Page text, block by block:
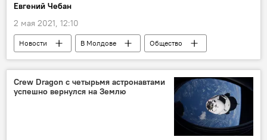
Евгений Чебан
2 мая 2021, 12:10
Новости В Молдове Общество
Crew Dragon с четырьмя астронавтами
успешно вернулся на Землю